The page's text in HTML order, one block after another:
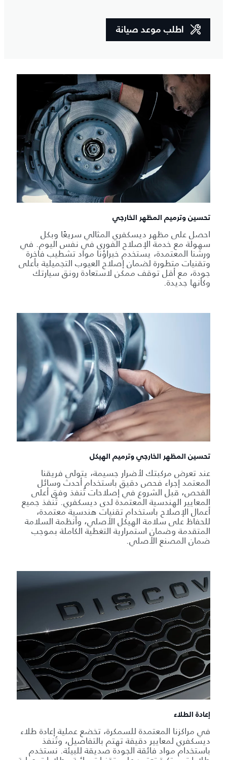
اطلب موعد صيانة
تحسين وترميم المظهر الخارجي
احصل على مظهر ديسكفري المثالي سريعًا وبكل
سهولة مع خدمة الإصلاح الفوري في نفس اليوم. في
ورشنا المعتمدة، يستخدم خبراؤنا مواد تشطيب فاخرة
وتقنيات متطورة لضمان إصلاح العيوب التجميلية بأعلى
جودة، مع أقل توقف ممكن لاستعادة رونق سيارتك
وكأنها جديدة.
تحسين المظهر الخارجي وترميم الهيكل
عند تعرض مركبتك لأضرار جسيمة، يتولى فريقنا
المعتمد إجراء فحص دقيق باستخدام أحدث وسائل
الفحص، قبل الشروع في إصلاحات تُنفذ وفق أعلى
المعايير الهندسية المعتمدة لدى ديسكفري. تُنفذ جميع
أعمال الإصلاح باستخدام تقنيات هندسية معتمدة،
للحفاظ على سلامة الهيكل الأصلي، وأنظمة السلامة
المتقدمة وضمان استمرارية التغطية الكاملة بموجب
ضمان المصنع الأصلي.
إعادة الطلاء
في مراكزنا المعتمدة للسمكرة، تخضع عملية إعادة طلاء
ديسكفري لمعايير دقيقة تهتم بالتفاصيل، وتُنفذ
باستخدام مواد فائقة الجودة صديقة للبيئة. نستخدم